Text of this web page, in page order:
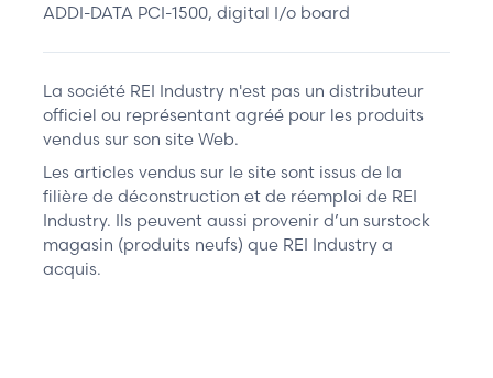
ADDI-DATA PCI-1500, digital I/o board
La société REI Industry n'est pas un distributeur
officiel ou représentant agréé pour les produits
vendus sur son site Web.
Les articles vendus sur le site sont issus de la
filière de déconstruction et de réemploi de REI
Industry. Ils peuvent aussi provenir d’un surstock
magasin (produits neufs) que REI Industry a
acquis.